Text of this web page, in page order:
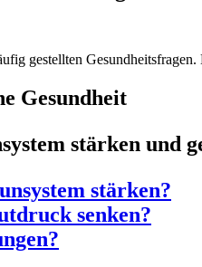
gestellten
Gesundheit
stärken und
stärken?
senken?